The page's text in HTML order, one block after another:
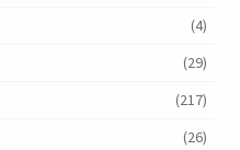
(4)
(29)
(217)
(26)